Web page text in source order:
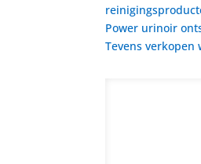
Power urinoir
Tevens